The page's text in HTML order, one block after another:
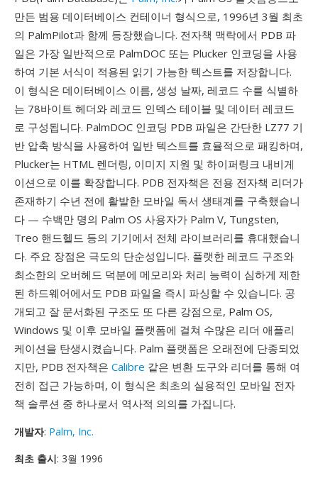
만든 범용 데이터베이스 컨테이너 형식으로, 1996년 3월 최초
의 PalmPilot과 함께 등장했습니다. 전자책 맥락에서 PDB 파
일은 가장 일반적으로 PalmDOC 또는 Plucker 인코딩을 사용
하여 기본 서식이 적용된 읽기 가능한 텍스트를 저장합니다.
이 형식은 데이터베이스 이름, 생성 날짜, 레코드 수를 식별하
는 78바이트 헤더와 레코드 인덱스 테이블 및 데이터 레코드
로 구성됩니다. PalmDOC 인코딩 PDB 파일은 간단한 LZ77 기
반 압축 방식을 사용하여 일반 텍스트를 효율적으로 패킹하며,
Plucker는 HTML 렌더링, 이미지 지원 및 하이퍼링크 내비게
이션으로 이를 확장합니다. PDB 전자책은 전용 전자책 리더가
존재하기 수년 전에 활발한 모바일 독서 생태계를 구축했습니
다 — 수백만 명의 Palm OS 사용자가 Palm V, Tungsten,
Treo 핸드헬드 등의 기기에서 전체 라이브러리를 휴대했습니
다. 주요 장점은 극도의 단순성입니다. 플랫한 레코드 구조와
최소한의 오버헤드 덕분에 메모리와 처리 능력이 심하게 제한
된 하드웨어에서도 PDB 파일을 즉시 파싱할 수 있습니다. 공
개되고 잘 문서화된 구조도 또 다른 강점으로, Palm OS,
Windows 및 이후 모바일 플랫폼에 걸쳐 수많은 리더 애플리
케이션을 탄생시켰습니다. Palm 플랫폼은 오래전에 단종되었
지만, PDB 전자책은 Calibre 같은 변환 도구와 리더를 통해 여
전히 접근 가능하며, 이 형식은 최초의 실용적인 모바일 전자
책 솔루션 중 하나로서 역사적 의의를 가집니다.
개발자: Palm, Inc.
최초 출시: 3월 1996